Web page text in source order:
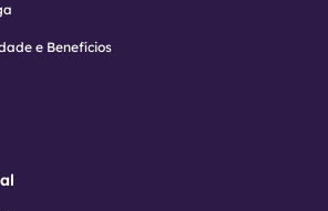
e Benefícios